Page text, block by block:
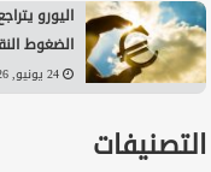
اليورو
الضغوط
24 يونيو, 2026 11:28 م
التصنيفات